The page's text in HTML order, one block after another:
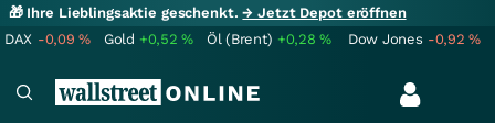
🎁 Ihre Lieblingsaktie geschenkt.→ Jetzt Depot eröffnen
DAX -0,09% Gold +0,52% Öl (Brent) +0,28% Dow Jones -0,92%